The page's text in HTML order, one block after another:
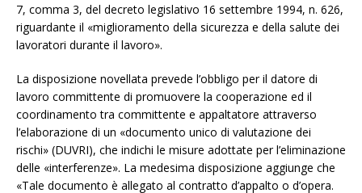
7, comma 3, del decreto legislativo 16 settembre 1994, n. 626,
riguardante il «miglioramento della sicurezza e della salute dei
lavoratori durante il lavoro».
La disposizione novellata prevede l’obbligo per il datore di
lavoro committente di promuovere la cooperazione ed il
coordinamento tra committente e appaltatore attraverso
l’elaborazione di un «documento unico di valutazione dei
rischi» (DUVRI), che indichi le misure adottate per l’eliminazione
delle «interferenze». La medesima disposizione aggiunge che
«Tale documento è allegato al contratto d’appalto o d’opera.